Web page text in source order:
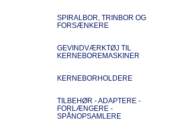
SPIRALBOR, TRINBOR OG
FORSÆNKERE
GEVINDVÆRKTØJ TIL
KERNEBOREMASKINER
KERNEBORHOLDERE
TILBEHØR - ADAPTERE -
FORLÆNGERE -
SPÅNOPSAMLERE